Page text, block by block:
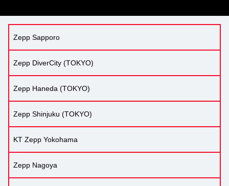
Zepp Sapporo
Zepp DiverCity (TOKYO)
Zepp Haneda (TOKYO)
Zepp Shinjuku (TOKYO)
KT Zepp Yokohama
Zepp Nagoya